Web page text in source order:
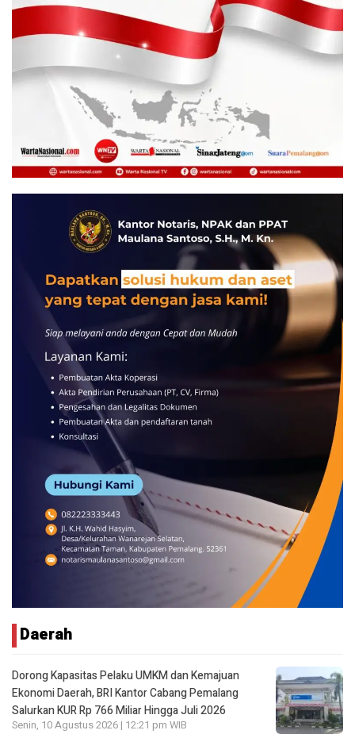
Daerah
Dorong Kapasitas Pelaku UMKM dan Kemajuan
Ekonomi Daerah, BRI Kantor Cabang Pemalang
Salurkan KUR Rp 766 Miliar Hingga Juli 2026
Senin, 10 Agustus 2026 | 12:21 pm WIB